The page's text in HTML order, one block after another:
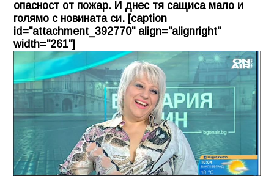
опасност от пожар. И днес тя сащиса мало и
голямо с новината си. [caption
id="attachment_392770" align="alignright"
width="261"]